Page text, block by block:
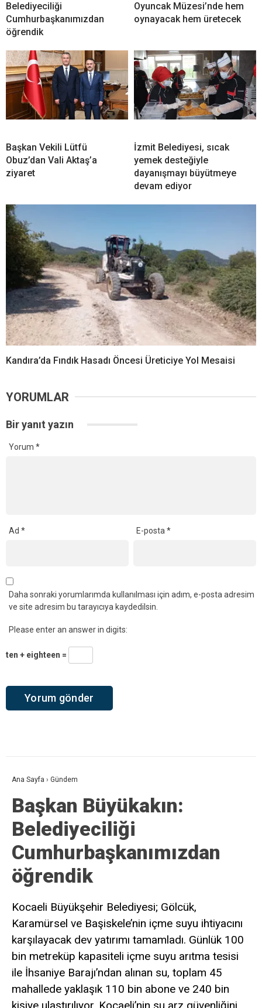
Belediyeciliği
Cumhurbaşkanımızdan
öğrendik
Oyuncak Müzesi’nde hem
oynayacak hem üretecek
Başkan Vekili Lütfü
Obuz’dan Vali Aktaş’a
ziyaret
İzmit Belediyesi, sıcak
yemek desteğiyle
dayanışmayı büyütmeye
devam ediyor
Kandıra’da Fındık Hasadı Öncesi Üreticiye Yol Mesaisi
YORUMLAR
Bir yanıt yazın
Yorum *
Ad * E-posta*
Daha sonraki yorumlarımda kullanılması için adım, e-posta adresim
ve site adresim bu tarayıcıya kaydedilsin.
Please enter an answer in digits:
ten + eighteen =
Ana Sayfa › Gündem
Başkan Büyükakın:
Belediyeciliği
Cumhurbaşkanımızdan
öğrendik
Kocaeli Büyükşehir Belediyesi; Gölcük,
Karamürsel ve Başiskele’nin içme suyu ihtiyacını
karşılayacak dev yatırımı tamamladı. Günlük 100
bin metreküp kapasiteli içme suyu arıtma tesisi
ile İhsaniye Barajı’ndan alınan su, toplam 45
mahallede yaklaşık 110 bin abone ve 240 bin